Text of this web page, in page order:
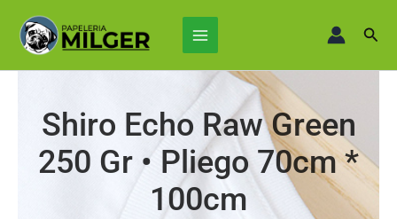
contenido
Main
Menu
Shiro Echo Raw Green
250 Gr • Pliego 70cm *
100cm